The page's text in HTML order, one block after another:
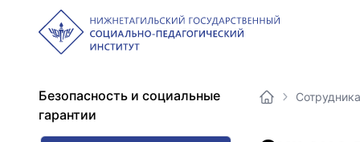
Безопасность и социальные
гарантии